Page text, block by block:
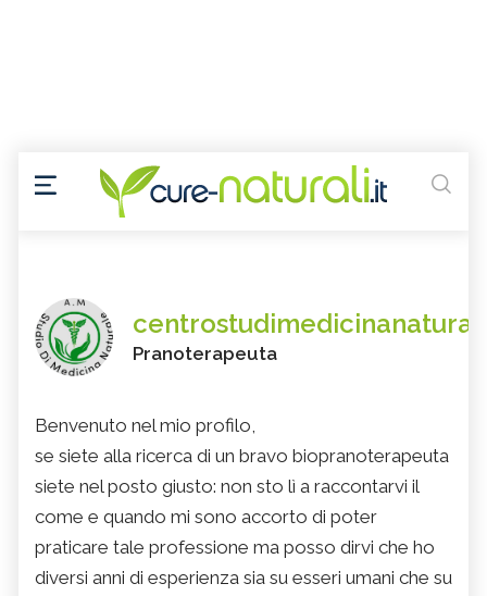
Pranoterapeuta
Benvenuto nel mio profilo,
se siete alla ricerca di un bravo biopranoterapeuta
siete nel posto giusto: non sto lì a raccontarvi il
come e quando mi sono accorto di poter
praticare tale professione ma posso dirvi che ho
diversi anni di esperienza sia su esseri umani che su